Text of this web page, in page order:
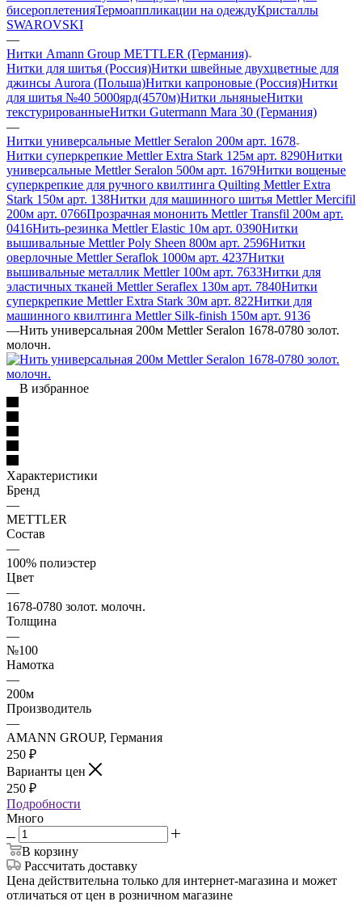
бисероплетенияТермоаппликации на одеждуКристаллы
SWAROVSKI
—
Нитки Amann Group METTLER (Германия)
Нитки для шитья (Россия)Нитки швейные двухцветные для
джинсы Aurora (Польша)Нитки капроновые (Россия)Нитки
для шитья №40 5000ярд(4570м)Нитки льняныеНитки
текстурированныеНитки Gutermann Mara 30 (Германия)
—
Нитки универсальные Mettler Seralon 200м арт. 1678
Нитки суперкрепкие Mettler Extra Stark 125м арт. 8290Нитки
универсальные Mettler Seralon 500м арт. 1679Нитки вощеные
суперкрепкие для ручного квилтинга Quilting Mettler Extra
Stark 150м арт. 138Нитки для машинного шитья Mettler Mercifil
200м арт. 0766Прозрачная мононить Mettler Transfil 200м арт.
0416Нить-резинка Mettler Elastic 10м арт. 0390Нитки
вышивальные Mettler Poly Sheen 800м арт. 2596Нитки
оверлочные Mettler Seraflok 1000м арт. 4237Нитки
вышивальные металлик Mettler 100м арт. 7633Нитки для
эластичных тканей Mettler Seraflex 130м арт. 7840Нитки
суперкрепкие Mettler Extra Stark 30м арт. 822Нитки для
машинного квилтинга Mettler Silk-finish 150м арт. 9136
—Нить универсальная 200м Mettler Seralon 1678-0780 золот.
молочн.
В избранное
Характеристики
Бренд
—
METTLER
Состав
—
100% полиэстер
Цвет
—
1678-0780 золот. молочн.
Толщина
—
№100
Намотка
—
200м
Производитель
—
AMANN GROUP, Германия
250 ₽
Варианты цен
250 ₽
Подробности
Много
В корзину
Рассчитать доставку
Цена действительна только для интернет-магазина и может
отличаться от цен в розничном магазине